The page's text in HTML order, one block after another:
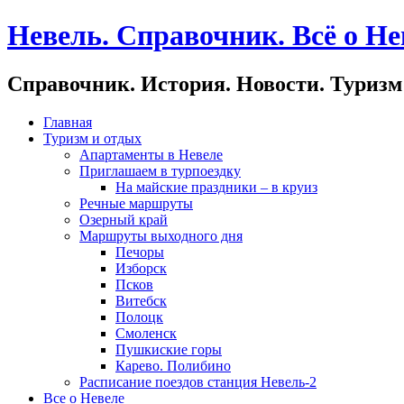
Невель. Справочник. Всё о
Справочник. История. Новости. Туризм
Главная
Туризм и отдых
Апартаменты в Невеле
Приглашаем в турпоездку
На майские праздники – в круиз
Речные маршруты
Озерный край
Маршруты выходного дня
Печоры
Изборск
Псков
Витебск
Полоцк
Смоленск
Пушкиские горы
Карево. Полибино
Расписание поездов станция Невель-2
Все о Невеле